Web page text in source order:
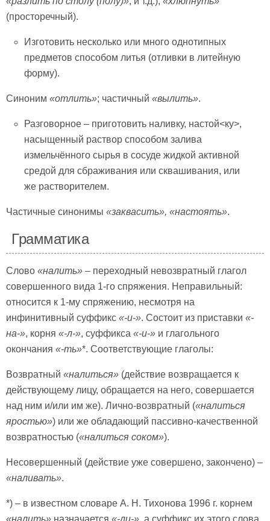
(просторечный).
Изготовить несколько или много однотипных
предметов способом литья (отливки в литейную
форму).
Синоним «отлить»; частичный «вылить».
Разговорное – приготовить наливку, настой<ку>,
насыщенный раствор способом залива
измельчённого сырья в сосуде жидкой активной
средой для сбраживания или сквашивания, или
же растворителем.
Частичные синонимы «заквасить», «настоять».
Грамматика
Слово «налить» – переходный невозвратный глагол
совершенного вида 1-го спряжения. Неправильный:
относится к 1-му спряжению, несмотря на
инфинитивный суффикс «-и-». Состоит из приставки «-
на-», корня «-л-», суффикса «-и-» и глагольного
окончания «-ть»*. Соответствующие глаголы:
Возвратный «налиться» (действие возвращается к
действующему лицу, обращается на него, совершается
над ним и/или им же). Лично-возвратный («налиться
яростью») или же обладающий пассивно-качественной
возвратностью («налиться соком»).
Несовершенный (действие уже совершено, закончено) –
«наливать».
*) – в известном словаре А. Н. Тихонова 1996 г. корнем